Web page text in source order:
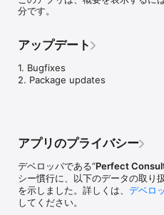
Key Features:
* 60 Unique APM Questions:
Raven's Progressive Matrices.
* Randomized Testing: Each
selected questions to ensure a
testing experience.
* Multilingual Support: Available
additional resources through
* Ad-Free Experience: Enjoy a
without interruptions.
* Zero-Tracking policy: your
within the app is not tracked or
Whether you're preparing for a
分です。
アップデート
1. Bugfixes
2. Package updates
アプリのプライバシー
デベロッパである“Perfect
シー慣行に、以下のデータの取り
を示しました。詳しくは、 デベロ
してください。